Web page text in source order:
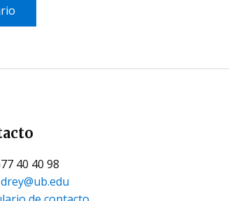
40 40 98
drey@ub.edu